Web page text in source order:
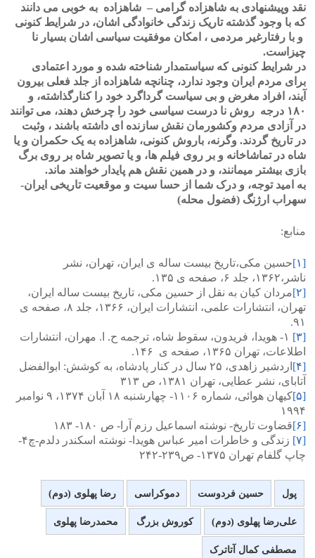
نقد وپیشنهادی به شاهزاده گرامی – شاهزاده به خوبی می دانند
که با وجود گذشته تاریک زندگی خانوادگی اشان، در شرایط کنونی
و با رفتارغیر مردمی ، امکان موفقیت سیاسی اشان بسیار نا
چیزاست.
در شرایط کنونی که سیاستمدار شناخته شده و مورد اعتمادی
برای مردم ایران وجود ندارد، چنانچه شاهزاده از جلد فعلی بیرون
آیند، افراد مغرض و بی سیاست گرداگرد خود را کنارگذاشته، و
۱۸۰ درجه روش نا درست سیاسی خود را چرخش دهند، می توانند
در آزادی مردم وکشورمان نقش سازنده ای داشته باشند ، وثبت
در تاریخ گردند. وگرنه، باروش کنونی، شاهزاده به یک حکمران و یا
شاه در تماشاخانه و بر روی فیلم ها، و یا تصویر شاه بر روی برگ
بازی بیشتر میمانند، و در همین نقش هم پایدار خواهند ماند.
به امید توجه، و درک شما از حسا سیت و موقعیت تاریخی ایران-
سهراب ارژنگ (فضول محله)
منابع:
[۱]
حسین مکی،تاریخ بیست ساله ی ایران، تهران، نشر
ناشر،۱۳۶۲، جلد ۶، صفحه ی ۱۳۵.
[۲]
مردان کیان به نقل از حسین مکی، تاریخ بیست ساله ایران،
تهران، انتشارات علمی، انتشارات ایران، ۱۳۶۶، جلد ۸، صفحه ی
۹۱.
[۳]
۱- هویدا، فریدون، سقوط شاه، ترجمه ح. ا. مهران، انتشارات
اطلاعات، تهران ۱۳۶۵، صفحه ی ۱۴۶.
[۴]
اردشیر زاهدی، ۲۵ سال در کنار پادشاه، به کوشش: ابوالفضل
آتابای، نشر عطایی، تهران ۱۳۸۱، ص ۳۱۳
[۵]
کیهان هوائی، شماره ۱۱۰۶- چهارشنبه ۱۸ آبان ۱۳۷۴، ۹ نوامبر
۱۹۹۴
[۶]
قضاوت تاریخ- نوشته اسماعیل رزم آرا- ص ۱۸۰- ۱۸۳
[۷]
زندگی و خاطرات امیر عباس هویدا- نوشته اسکندر دلدم-چ۴-
چاپ گلفام تهران ۱۳۷۵- ص۲۳۹-۲۴۲
پول حسین فردوست دموکراسی رضا پهلوی (دوم)
علی‌رضا پهلوی (دوم) کوروش بزرگ محمدرضا پهلوی
مصطفی کمال آتاترک